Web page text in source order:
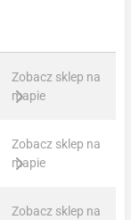
Zobacz sklep na
mapie
Zobacz sklep na
mapie
Zobacz sklep na